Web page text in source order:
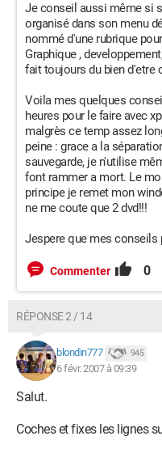
Je conseil aussi même si
organisé dans son menu
nommé d'une rubrique
Graphique ,
fait toujours du bien d'etre
Voila mes quelques
heures pour le faire avec
malgrès ce temp assez
peine : grace a la
sauvegarde, je n'utilise
font rammer a mort. Le
principe je remet mon
ne me coute que 2 dvd!!!
Jespere que mes conseils
Commenter 0
RÉPONSE 2 / 14
blondin777 945
6 févr. 2007 à 09:39
Salut.
Coches et fixes les lignes